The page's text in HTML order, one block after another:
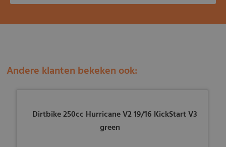
Andere klanten bekeken ook:
Dirtbike 250cc Hurricane V2 19/16 KickStart V3
green